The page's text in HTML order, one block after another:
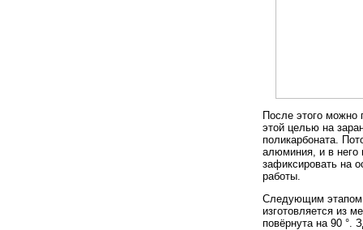
После этого можно
этой целью на
поликарбоната.
алюминия, и в него
зафиксировать на
работы.
Следующим этапом
изготовляется из
повёрнута на 90 °.